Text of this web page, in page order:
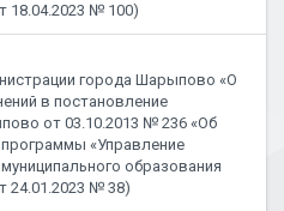
18.04.2023 № 100)
города Шарыпово «О
в постановление
от 03.10.2013 № 236 «Об
«Управление
образования
24.01.2023 № 38)